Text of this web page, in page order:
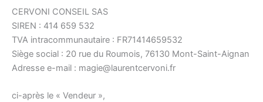
CERVONI CONSEIL SAS
SIREN : 414 659 532
TVA intracommunautaire : FR71414659532
Siège social : 20 rue du Roumois, 76130 Mont-Saint-Aignan
Adresse e-mail : magie@laurentcervoni.fr
ci-après le « Vendeur »,